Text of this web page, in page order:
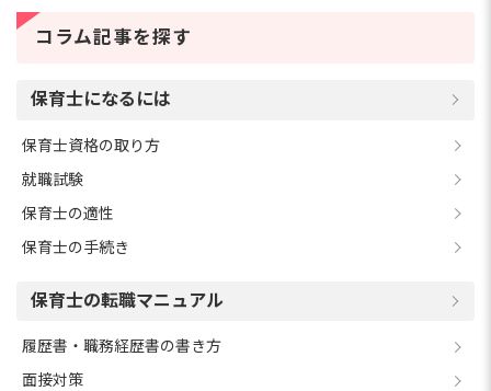
コラム記事を探す
保育士になるには
保育士資格の取り方
就職試験
保育士の適性
保育士の手続き
保育士の転職マニュアル
履歴書・職務経歴書の書き方
面接対策